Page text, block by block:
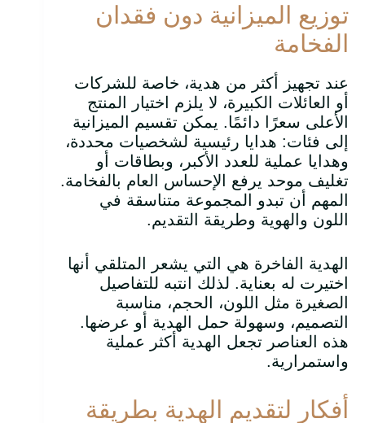
توزيع الميزانية دون فقدان
الفخامة
عند تجهيز أكثر من هدية، خاصة للشركات
أو العائلات الكبيرة، لا يلزم اختيار المنتج
الأعلى سعرًا دائمًا. يمكن تقسيم الميزانية
إلى فئات: هدايا رئيسية لشخصيات محددة،
وهدايا عملية للعدد الأكبر، وبطاقات أو
تغليف موحد يرفع الإحساس العام بالفخامة.
المهم أن تبدو المجموعة متناسقة في
اللون والهوية وطريقة التقديم.
الهدية الفاخرة هي التي يشعر المتلقي أنها
اختيرت له بعناية. لذلك انتبه للتفاصيل
الصغيرة مثل اللون، الحجم، مناسبة
التصميم، وسهولة حمل الهدية أو عرضها.
هذه العناصر تجعل الهدية أكثر عملية
واستمرارية.
أفكار لتقديم الهدية بطريقة